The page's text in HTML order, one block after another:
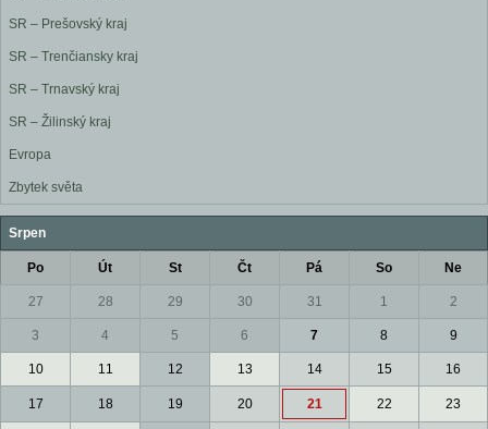
SR – Prešovský kraj
SR – Trenčiansky kraj
SR – Trnavský kraj
SR – Žilinský kraj
Evropa
Zbytek světa
Srpen
Po Út St Čt Pá So Ne
27 28 29 30 31 1 2
3 4 5 6 7 8 9
10 11 12 13 14 15 16
17 18 19 20 21 22 23